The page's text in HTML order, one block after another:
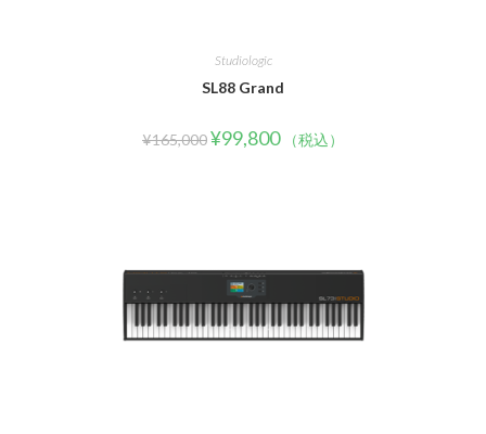
Studiologic
SL88 Grand
¥165,000¥99,800 （税込）